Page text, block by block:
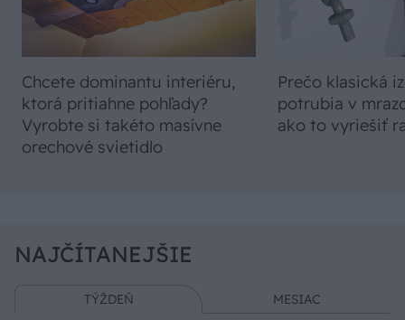
Chcete dominantu interiéru,
ktorá pritiahne pohľady?
Vyrobte si takéto masívne
orechové svietidlo
Prečo klasická
potrubia v
ako to vyriešiť
NAJČÍTANEJŠIE
TÝŽDEŇ MESIAC